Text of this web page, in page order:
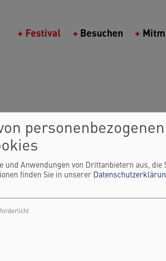
Festival Besuchen
personenbezogenen
und Anwendungen von Drittanbietern aus, die
finden Sie in unserer